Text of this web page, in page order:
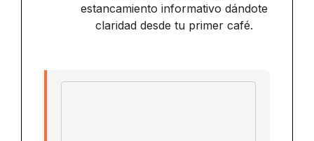
estancamiento informativo dándote
claridad desde tu primer café.